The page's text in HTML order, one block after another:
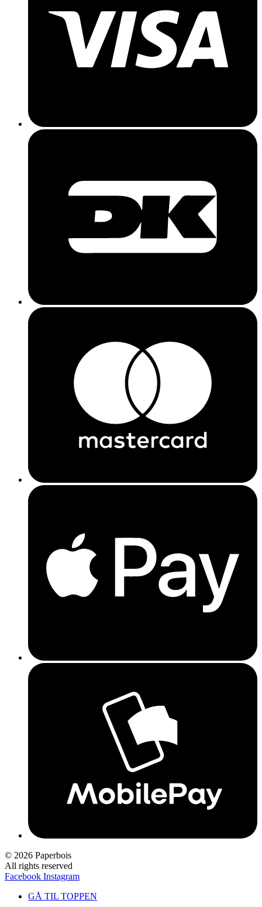
© 2026 Paperbois
All rights reserved
Facebook Instagram
GÅ TIL TOPPEN